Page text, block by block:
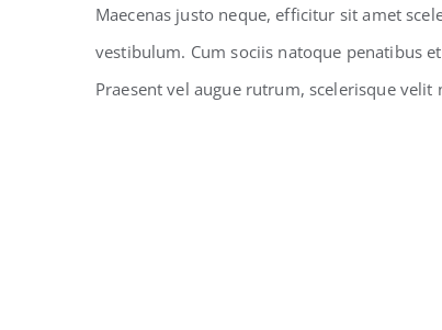
Maecenas justo neque, efficitur sit amet
vestibulum. Cum sociis natoque penatibus
Praesent vel augue rutrum, scelerisque